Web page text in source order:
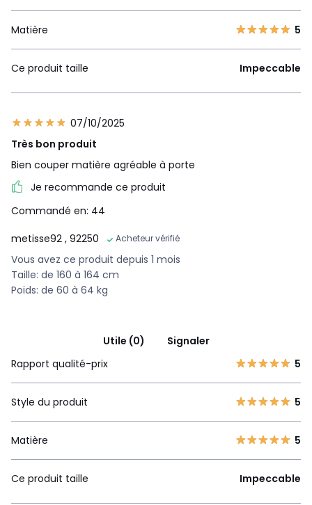
Matière 5
Ce produit taille Impeccable
07/10/2025
Très bon produit
Bien couper matière agréable à porte
Je recommande ce produit
Commandé en: 44
metisse92 , 92250 Acheteur vérifié
Vous avez ce produit depuis 1 mois
Taille: de 160 à 164 cm
Poids: de 60 à 64 kg
Utile (0)
Signaler
Rapport qualité-prix
5
Style du produit 5
Matière 5
Ce produit taille Impeccable